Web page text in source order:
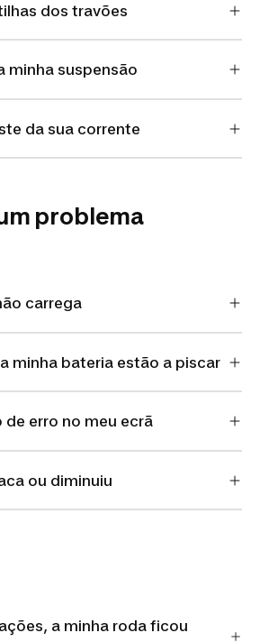
dos travões
minha suspensão
da sua corrente
problema
carrega
minha bateria estão a piscar
erro no meu ecrã
ou diminuiu
a minha roda ficou